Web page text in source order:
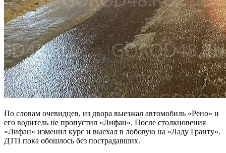
По словам очевидцев, из двора выезжал автомобиль «Рено» и
его водитель не пропустил «Лифан». После столкновения
«Лифан» изменил курс и выехал в лобовую на «Ладу Гранту».
ДТП пока обошлось без пострадавших.